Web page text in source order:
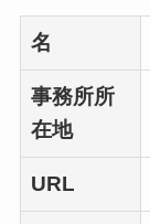
名
事務所所
在地
URL